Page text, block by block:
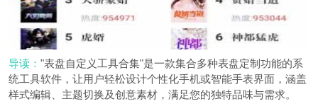
导读："表盘自定义工具合集"是一款集合多种表盘定制功能的系
统工具软件，让用户轻松设计个性化手机或智能手表界面，涵盖
样式编辑、主题切换及创意素材，满足您的独特品味与需求。